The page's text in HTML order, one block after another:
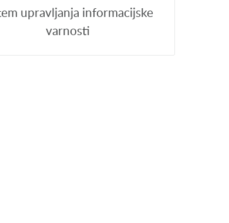
upravljanja informacijske
varnosti